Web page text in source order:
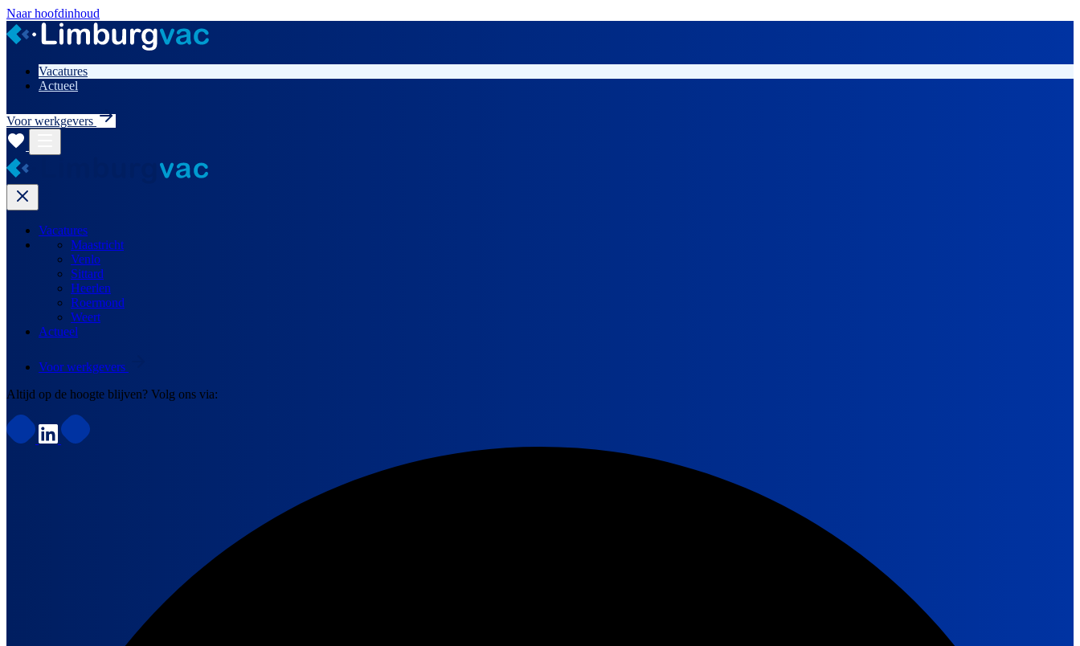
Naar hoofdinhoud
Vacatures
Actueel
Voor werkgevers
Vacatures
Maastricht
Venlo
Sittard
Heerlen
Roermond
Weert
Actueel
Voor werkgevers
Altijd op de hoogte blijven? Volg ons via: